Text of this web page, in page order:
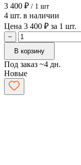
3 400 ₽ / 1 шт
4 шт. в наличии
Цена 3 400 ₽ за 1 шт.
−
В корзину
Под заказ ~4 дн.
Новые